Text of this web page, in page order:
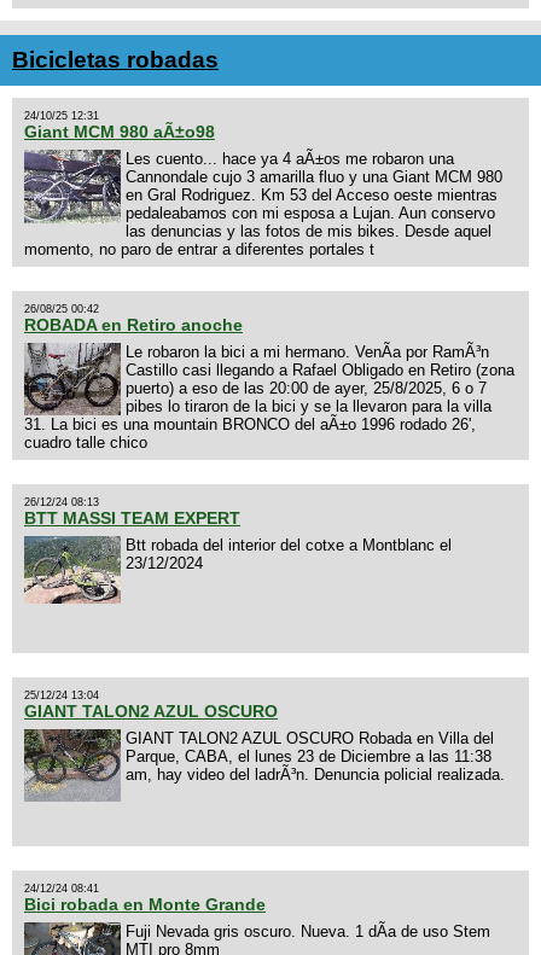
Bicicletas robadas
24/10/25 12:31
Giant MCM 980 aÃ±o98
Les cuento... hace ya 4 aÃ±os me robaron una
Cannondale cujo 3 amarilla fluo y una Giant MCM 980
en Gral Rodriguez. Km 53 del Acceso oeste mientras
pedaleabamos con mi esposa a Lujan. Aun conservo
las denuncias y las fotos de mis bikes. Desde aquel
momento, no paro de entrar a diferentes portales t
26/08/25 00:42
ROBADA en Retiro anoche
Le robaron la bici a mi hermano. VenÃ­a por RamÃ³n
Castillo casi llegando a Rafael Obligado en Retiro (zona
puerto) a eso de las 20:00 de ayer, 25/8/2025, 6 o 7
pibes lo tiraron de la bici y se la llevaron para la villa
31. La bici es una mountain BRONCO del aÃ±o 1996 rodado 26',
cuadro talle chico
26/12/24 08:13
BTT MASSI TEAM EXPERT
Btt robada del interior del cotxe a Montblanc el
23/12/2024
25/12/24 13:04
GIANT TALON2 AZUL OSCURO
GIANT TALON2 AZUL OSCURO Robada en Villa del
Parque, CABA, el lunes 23 de Diciembre a las 11:38
am, hay video del ladrÃ³n. Denuncia policial realizada.
24/12/24 08:41
Bici robada en Monte Grande
Fuji Nevada gris oscuro. Nueva. 1 dÃ­a de uso Stem
MTI pro 8mm